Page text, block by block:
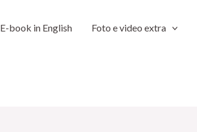
E-book in English Foto e video extra